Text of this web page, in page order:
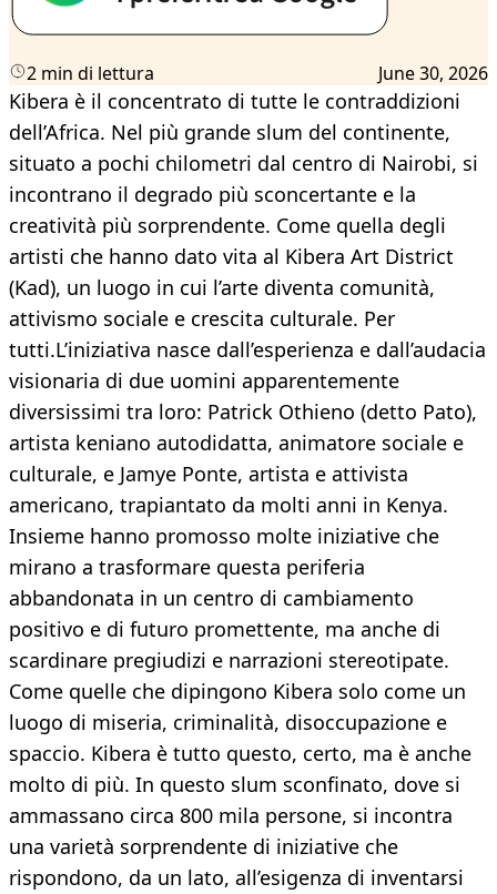
2 min di lettura June 30, 2026
Kibera è il concentrato di tutte le contraddizioni
dell’Africa. Nel più grande slum del continente,
situato a pochi chilometri dal centro di Nairobi, si
incontrano il degrado più sconcertante e la
creatività più sorprendente. Come quella degli
artisti che hanno dato vita al Kibera Art District
(Kad), un luogo in cui l’arte diventa comunità,
attivismo sociale e crescita culturale. Per
tutti.L’iniziativa nasce dall’esperienza e dall’audacia
visionaria di due uomini apparentemente
diversissimi tra loro: Patrick Othieno (detto Pato),
artista keniano autodidatta, animatore sociale e
culturale, e Jamye Ponte, artista e attivista
americano, trapiantato da molti anni in Kenya.
Insieme hanno promosso molte iniziative che
mirano a trasformare questa periferia
abbandonata in un centro di cambiamento
positivo e di futuro promettente, ma anche di
scardinare pregiudizi e narrazioni stereotipate.
Come quelle che dipingono Kibera solo come un
luogo di miseria, criminalità, disoccupazione e
spaccio. Kibera è tutto questo, certo, ma è anche
molto di più. In questo slum sconfinato, dove si
ammassano circa 800 mila persone, si incontra
una varietà sorprendente di iniziative che
rispondono, da un lato, all’esigenza di inventarsi